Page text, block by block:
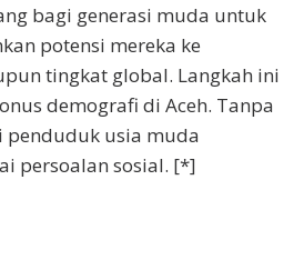
bagi generasi muda untuk
potensi mereka ke
tingkat global. Langkah ini
demografi di Aceh. Tanpa
penduduk usia muda
persoalan sosial. [*]